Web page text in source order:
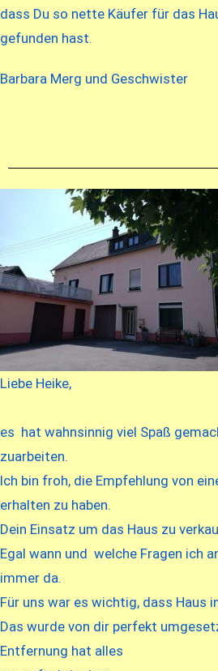
dass Du so nette Käufer für das
gefunden hast.
Barbara Merg und Geschwister
Liebe Heike,
es hat wahnsinnig viel Spaß
zuarbeiten.
Ich bin froh, die Empfehlung von
erhalten zu haben.
Dein Einsatz um das Haus zu
Egal wann und welche Fragen ich
immer da.
Für uns war es wichtig, dass Haus
Das wurde von dir perfekt
Entfernung hat alles